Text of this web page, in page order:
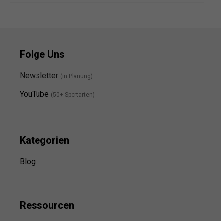
Folge Uns
Newsletter (in Planung)
YouTube (50+ Sportarten)
Kategorien
Blog
Ressourcen